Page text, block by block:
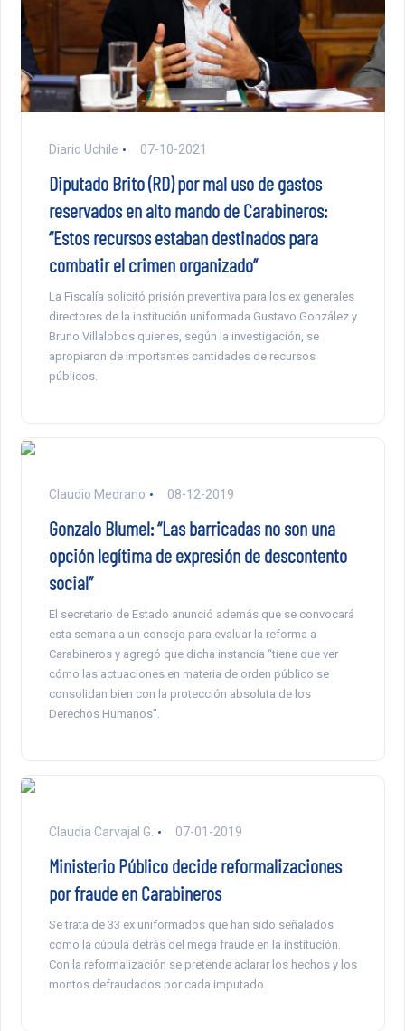
Diario Uchile 07-10-2021
Diputado Brito (RD) por mal uso de gastos
reservados en alto mando de Carabineros:
“Estos recursos estaban destinados para
combatir el crimen organizado”
La Fiscalía solicitó prisión preventiva para los ex generales
directores de la institución uniformada Gustavo González y
Bruno Villalobos quienes, según la investigación, se
apropiaron de importantes cantidades de recursos
públicos.
Claudio Medrano 08-12-2019
Gonzalo Blumel: “Las barricadas no son una
opción legítima de expresión de descontento
social”
El secretario de Estado anunció además que se convocará
esta semana a un consejo para evaluar la reforma a
Carabineros y agregó que dicha instancia “tiene que ver
cómo las actuaciones en materia de orden público se
consolidan bien con la protección absoluta de los
Derechos Humanos”.
Claudia Carvajal G. 07-01-2019
Ministerio Público decide reformalizaciones
por fraude en Carabineros
Se trata de 33 ex uniformados que han sido señalados
como la cúpula detrás del mega fraude en la institución.
Con la reformalización se pretende aclarar los hechos y los
montos defraudados por cada imputado.